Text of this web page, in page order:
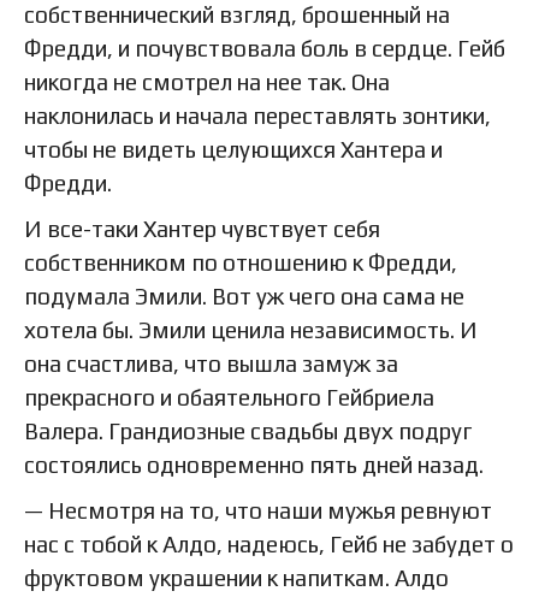
собственнический взгляд, брошенный на
Фредди, и почувствовала боль в сердце. Гейб
никогда не смотрел на нее так. Она
наклонилась и начала переставлять зонтики,
чтобы не видеть целующихся Хантера и
Фредди.
И все-таки Хантер чувствует себя
собственником по отношению к Фредди,
подумала Эмили. Вот уж чего она сама не
хотела бы. Эмили ценила независимость. И
она счастлива, что вышла замуж за
прекрасного и обаятельного Гейбриела
Валера. Грандиозные свадьбы двух подруг
состоялись одновременно пять дней назад.
— Несмотря на то, что наши мужья ревнуют
нас с тобой к Алдо, надеюсь, Гейб не забудет о
фруктовом украшении к напиткам. Алдо